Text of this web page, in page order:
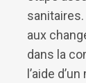
aux
dans la
l’aide